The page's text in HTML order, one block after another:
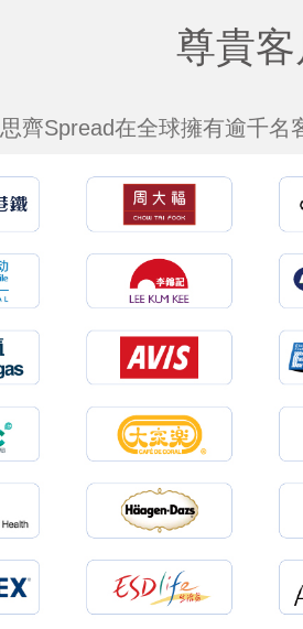
尊貴客
思齊Spread在全球擁有逾千名